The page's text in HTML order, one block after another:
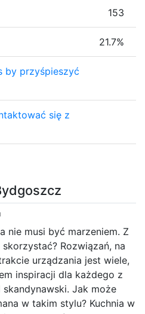
nie musi być marzeniem. Z
Rozwiązań, na
urządzania jest wiele,
inspiracji dla każdego z
Jak może
w takim stylu? Kuchnia w
153
21.7%
by przyśpieszyć
się z